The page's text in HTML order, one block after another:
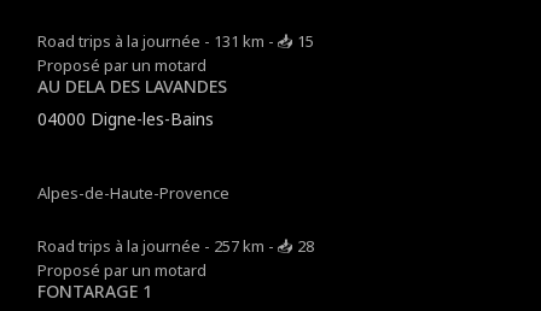
Road trips à la journée - 131 km - 📥 15
Proposé par un motard
AU DELA DES LAVANDES
04000 Digne-les-Bains
Alpes-de-Haute-Provence
Road trips à la journée - 257 km - 📥 28
Proposé par un motard
FONTARAGE 1